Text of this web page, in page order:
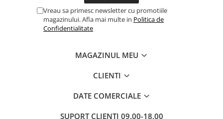
Carte Prescolara, Joc
Carti cartonate
Vreau sa primesc newsletter cu promotiile
magazinului. Afla mai multe in Politica de
Confidentialitate
MAGAZINUL MEU
CLIENTI
DATE COMERCIALE
SUPORT CLIENTI 09.00-18.00